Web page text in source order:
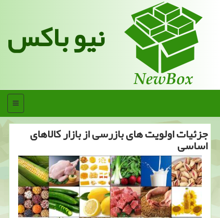
نیو باکس
منو
جزئیات اولویت های بازرسی از بازار كالاهای
اساسی